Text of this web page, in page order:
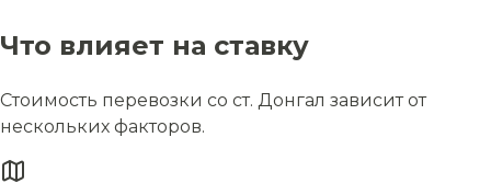
Что влияет на ставку
Стоимость перевозки со ст. Донгал зависит от
нескольких факторов.